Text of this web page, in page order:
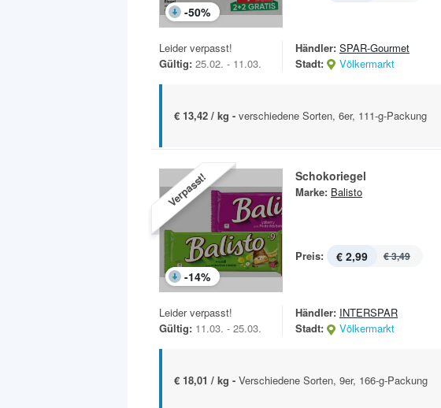
-50%
Leider verpasst!
Gültig: 25.02. - 11.03.
Händler: SPAR-Gourmet
Stadt:
Völkermarkt
€ 13,42 / kg - verschiedene Sorten, 6er, 111-g-Packung
Verpasst!
-14%
Schokoriegel
Marke: Balisto
Preis: € 2,99 € 3,49
Leider verpasst!
Gültig: 11.03. - 25.03.
Händler: INTERSPAR
Stadt:
Völkermarkt
€ 18,01 / kg - Verschiedene Sorten, 9er, 166-g-Packung